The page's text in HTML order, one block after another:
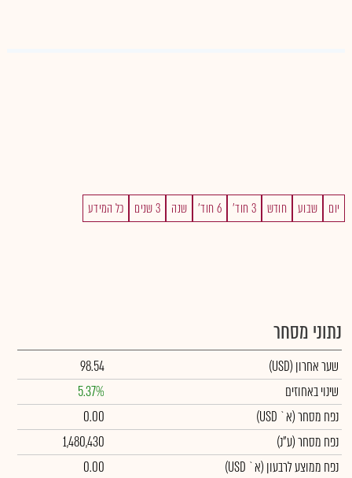
יום שבוע חודש 3 חוד' 6 חוד' שנה 3 שנים כל המידע
נתוני מסחר
שער אחרון (USD)
98.54
שינוי באחוזים
5.37%
נפח מסחר(א` USD)
0.00
נפח מסחר(ע"נ)
1,480,430
נפח ממוצע לרבעון (א` USD)
0.00